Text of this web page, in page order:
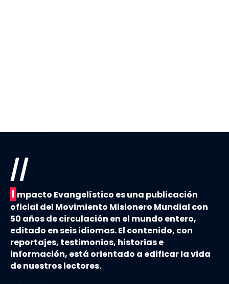
//
I mpacto Evangelístico es una publicación
oficial del Movimiento Misionero Mundial con
50 años de circulación en el mundo entero,
editado en seis idiomas. El contenido, con
reportajes, testimonios, historias e
información, está orientado a edificar la vida
de nuestros lectores.